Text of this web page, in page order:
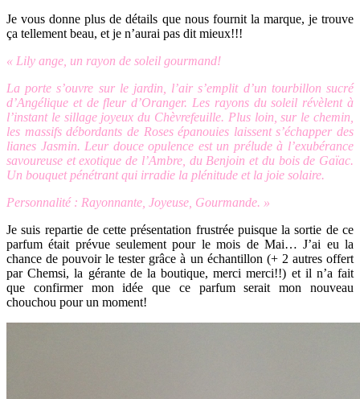
Je vous donne plus de détails que nous fournit la marque, je trouve
ça tellement beau, et je n’aurai pas dit mieux!!!
« Lily ange, un rayon de soleil gourmand!
La porte s’ouvre sur le jardin, l’air s’emplit d’un tourbillon sucré
d’Angélique et de fleur d’Oranger. Les rayons du soleil révèlent à
l’instant le sillage joyeux du Chèvrefeuille. Plus loin, sur le chemin,
les massifs débordants de Roses épanouies laissent s’échapper des
lianes Jasmin. Leur douce opulence est un prélude à l’exubérance
savoureuse et exotique de l’Ambre, du Benjoin et du bois de Gaïac.
Un bouquet pénétrant qui irradie la plénitude et la joie solaire.
Personnalité : Rayonnante, Joyeuse, Gourmande. »
Je suis repartie de cette présentation frustrée puisque la sortie de ce
parfum était prévue seulement pour le mois de Mai… J’ai eu la
chance de pouvoir le tester grâce à un échantillon (+ 2 autres offert
par Chemsi, la gérante de la boutique, merci merci!!) et il n’a fait
que confirmer mon idée que ce parfum serait mon nouveau
chouchou pour un moment!